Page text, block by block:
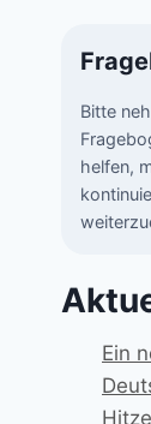
Bitte
helfen,
Ein